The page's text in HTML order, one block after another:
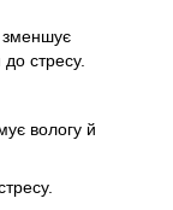
до стресу.
вологу й